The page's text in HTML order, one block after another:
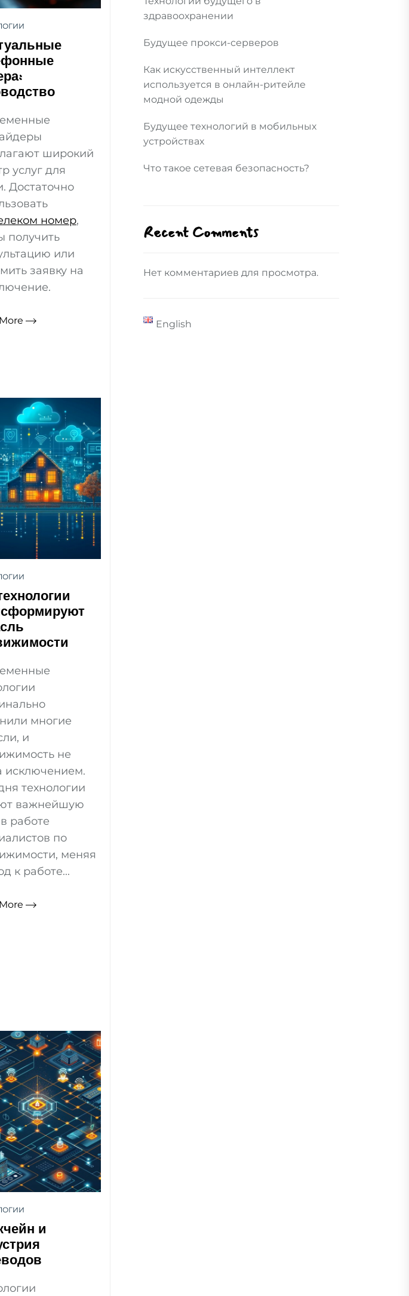
широкий
услуг для
Достаточно
номер,
получить
или
заявку на
многие
и
не
исключением.
технологии
важнейшую
работе
по
меняя
к работе...
и
здравоохранении
Будущее прокси-серверов
Как искусственный интеллект
используется в онлайн-ритейле
модной одежды
Будущее технологий в мобильных
устройствах
Что такое сетевая безопасность?
Recent Comments
Нет комментариев для просмотра.
English